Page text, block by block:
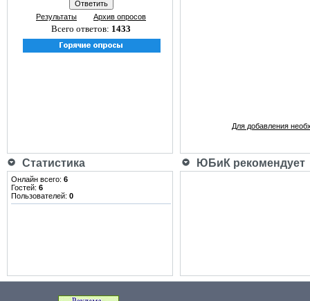
Результаты Архив опросов
Всего ответов: 1433
Для добавления
Статистика ЮБиК рекомендует
Онлайн всего: 6
Гостей: 6
Пользователей: 0